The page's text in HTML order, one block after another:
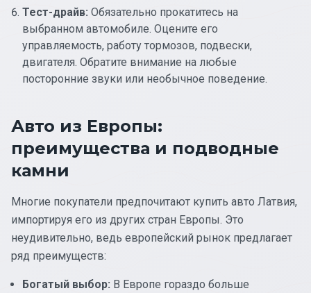
Тест-драйв: Обязательно прокатитесь на
выбранном автомобиле. Оцените его
управляемость, работу тормозов, подвески,
двигателя. Обратите внимание на любые
посторонние звуки или необычное поведение.
Авто из Европы:
преимущества и подводные
камни
Многие покупатели предпочитают купить авто Латвия,
импортируя его из других стран Европы. Это
неудивительно, ведь европейский рынок предлагает
ряд преимуществ:
Богатый выбор: В Европе гораздо больше